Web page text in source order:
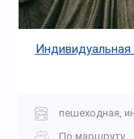
Индивидуальная
пешеходная,
По маршруту